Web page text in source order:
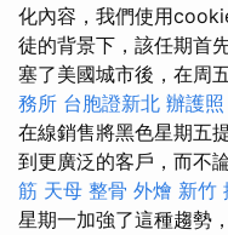
化內容，我們使用
徒的背景下，該任期首
塞了美國城市後，在周
務所 台胞證新北 辦護照
在線銷售將黑色星期五
到更廣泛的客戶，而不
筋 天母 整骨 外燴 新竹
星期一加強了這種趨勢